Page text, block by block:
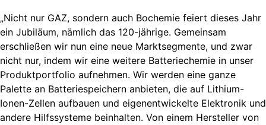
„Nicht nur GAZ, sondern auch Bochemie feiert dieses Jahr
ein Jubiläum, nämlich das 120-jährige. Gemeinsam
erschließen wir nun eine neue Marktsegmente, und zwar
nicht nur, indem wir eine weitere Batteriechemie in unser
Produktportfolio aufnehmen. Wir werden eine ganze
Palette an Batteriespeichern anbieten, die auf Lithium-
Ionen-Zellen aufbauen und eigenentwickelte Elektronik und
andere Hilfssysteme beinhalten. Von einem Hersteller von